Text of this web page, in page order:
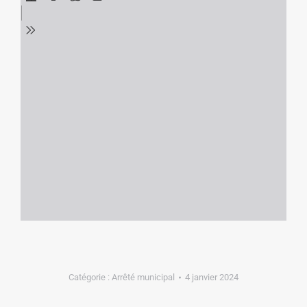
Catégorie : Arrêté municipal 4 janvier 2024